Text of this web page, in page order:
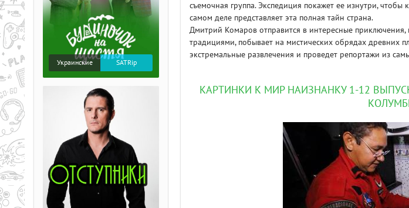
съемочная группа. Экспедиция покажет ее изнутри,
самом деле представляет эта полная тайн страна.
Дмитрий Комаров отправится в интересные
традициями, побывает на мистических обрядах древних
экстремальные развлечения и проведет репортажи из
КАРТИНКИ К МИР НАИЗНАНКУ 1-12
Украинские SATRip